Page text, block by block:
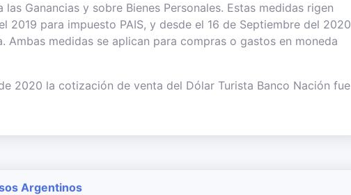
Ganancias y sobre Bienes Personales. Estas medidas rigen
2019 para impuesto PAIS, y desde el 16 de Septiembre del 2020
Ambas medidas se aplican para compras o gastos en moneda
2020 la cotización de venta del Dólar Turista Banco Nación fue
Argentinos